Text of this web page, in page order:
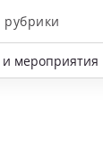
рубрики
мероприятия